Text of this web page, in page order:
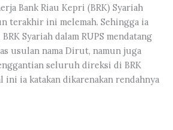
Bank Riau Kepri (BRK) Syariah
terakhir ini melemah. Sehingga ia
Syariah dalam RUPS mendatang
usulan nama Dirut, namun juga
seluruh direksi di BRK
ini ia katakan dikarenakan rendahnya